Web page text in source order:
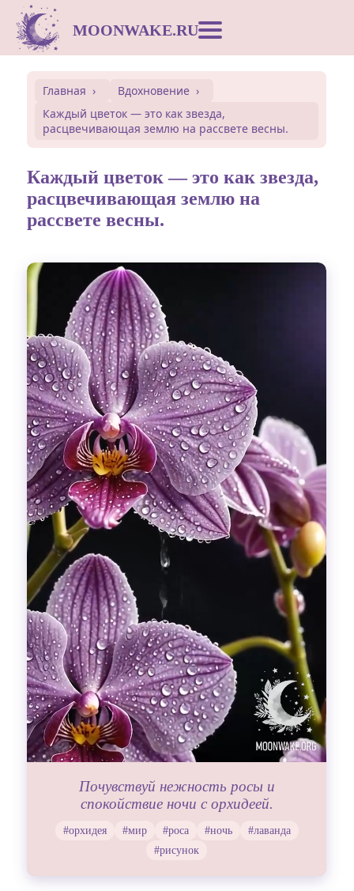
MOONWAKE.RU
Сонник
Открытки
Совместимость
Символы
Вдохновение
Гадания
Красоты!
Fashion
Главная
Вдохновение
Каждый цветок — это как звезда,
расцвечивающая землю на рассвете весны.
Каждый цветок — это как звезда,
расцвечивающая землю на
рассвете весны.
Выдох
Почувствуй нежность росы и
спокойствие ночи с орхидеей.
#орхидея #мир #роса #ночь
#лаванда
#рисунок